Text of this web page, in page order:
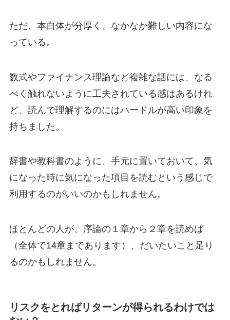
ただ、本自体が分厚く、なかなか難しい内容にな
っている。
数式やファイナンス理論など複雑な話には、なる
べく触れないように工夫されている感はあるけれ
ど、読んで理解するのにはハードルが高い印象を
持ちました。
辞書や教科書のように、手元に置いておいて、気
になった時に気になった項目を読むという感じで
利用するのがいいのかもしれません。
ほとんどの人が、序論の１章から２章を読めば
（全体で14章まであります）、だいたいこと足り
るのかもしれません。
リスクをとればリターンが得られるわけでは